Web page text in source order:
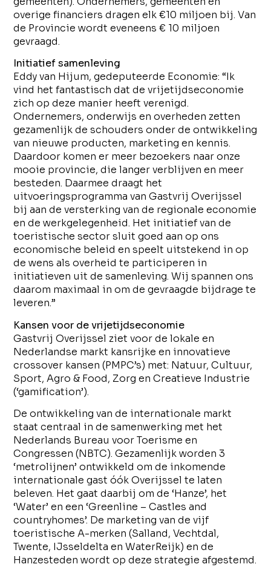
overige financiers dragen elk €10 miljoen bij. Van
de Provincie wordt eveneens € 10 miljoen
gevraagd.
Initiatief samenleving
Eddy van Hijum, gedeputeerde Economie: “Ik
vind het fantastisch dat de vrijetijdseconomie
zich op deze manier heeft verenigd.
Ondernemers, onderwijs en overheden zetten
gezamenlijk de schouders onder de ontwikkeling
van nieuwe producten, marketing en kennis.
Daardoor komen er meer bezoekers naar onze
mooie provincie, die langer verblijven en meer
besteden. Daarmee draagt het
uitvoeringsprogramma van Gastvrij Overijssel
bij aan de versterking van de regionale economie
en de werkgelegenheid. Het initiatief van de
toeristische sector sluit goed aan op ons
economische beleid en speelt uitstekend in op
de wens als overheid te participeren in
initiatieven uit de samenleving. Wij spannen ons
daarom maximaal in om de gevraagde bijdrage te
leveren.”
Kansen voor de vrijetijdseconomie
Gastvrij Overijssel ziet voor de lokale en
Nederlandse markt kansrijke en innovatieve
crossover kansen (PMPC’s) met: Natuur, Cultuur,
Sport, Agro & Food, Zorg en Creatieve Industrie
(‘gamification’).
De ontwikkeling van de internationale markt
staat centraal in de samenwerking met het
Nederlands Bureau voor Toerisme en
Congressen (NBTC). Gezamenlijk worden 3
‘metrolijnen’ ontwikkeld om de inkomende
internationale gast óók Overijssel te laten
beleven. Het gaat daarbij om de ‘Hanze’, het
‘Water’ en een ‘Greenline – Castles and
countryhomes’. De marketing van de vijf
toeristische A-merken (Salland, Vechtdal,
Twente, IJsseldelta en WaterReijk) en de
Hanzesteden wordt op deze strategie afgestemd.